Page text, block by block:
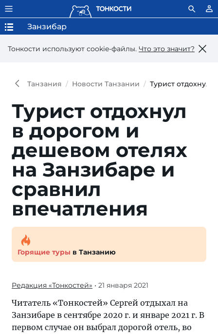
Тонкости используют сookie-файлы. Что это значит?
Занзибар
Танзания Новости Танзании Турист отдохнул
Турист отдохнул
в дорогом и
дешевом отелях
на Занзибаре и
сравнил
впечатления
Горящие туры в Танзанию
Редакция «Тонкостей» • 21 января 2021
Читатель «Тонкостей» Сергей отдыхал на
Занзибаре в сентябре 2020 г. и январе 2021 г. В
первом случае он выбрал дорогой отель, во